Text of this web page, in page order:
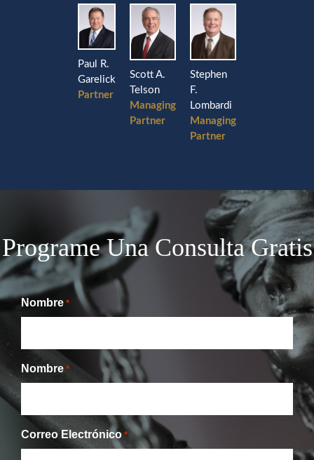
Paul R.
Garelick
Partner
Scott A.
Telson
Managing
Partner
Stephen
F.
Lombardi
Managing
Partner
Programe Una Consulta Gratis
Nombre *
Nombre *
Correo Electrónico *